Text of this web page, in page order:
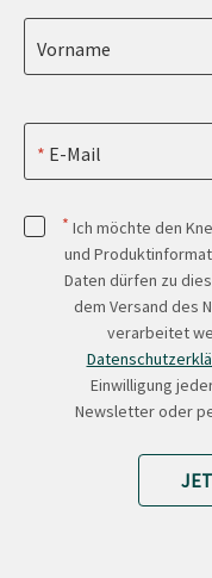
Vorname
E-Mail
* Ich möchte den
und
Daten dürfen zu
dem Versand des
verarbeitet
Einwilligung
Newsletter oder